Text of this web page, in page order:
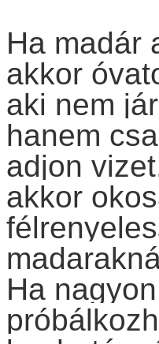
Ha madár
akkor
aki nem
hanem
adjon
akkor
Ha